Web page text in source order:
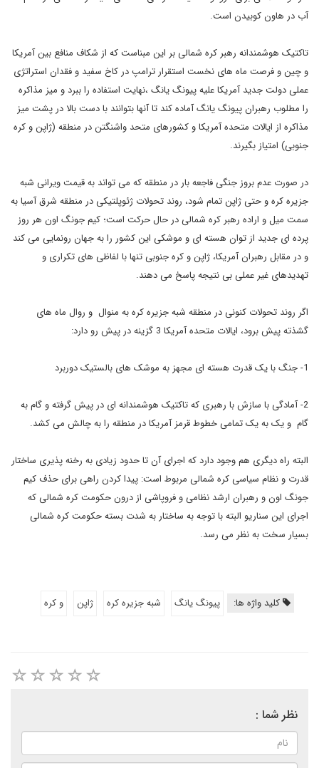
آب در هاون کوبیدن است.
تاکتیک هوشمندانه رهبر کره شمالی بر این مبناست که از شکاف منافع بین آمریکا
و چین و فرصت ماه های نخست استقرار ترامپ در کاخ سفید و فقدان استراتژی
عملی دولت جدید آمریکا علیه پیونگ یانگ ،نهایت استفاده را ببرد و میز مذاکره
را مطلوب رهبران پیونگ یانگ آماده کند تا آنها بتوانند با دست بالا در پشت میز
مذاکره از ایالات متحده آمریکا و کشورهای متحد واشنگتن در منطقه (ژاپن و کره
جنوبی) امتیاز بگیرند.
در صورت عدم بروز جنگی فاجعه بار در منطقه که می تواند به قیمت ویرانی شبه
جزیره کره و حتی ژاپن تمام شود، روند تحولات ژئوپلتیکی در منطقه شرق آسیا به
سمت میل و اراده رهبر کره شمالی در حال حرکت است؛ کیم جونگ اون هر روز
پرده ای جدید از توان هسته ای و موشکی این کشور را به جهان رونمایی می کند
و در مقابل رهبران آمریکا، ژاپن و کره جنوبی تنها با لفاظی های تکراری و
تهدیدهای غیر عملی بی نتیجه پاسخ می دهند.
اگر روند تحولات کنونی در منطقه شبه جزیره کره به منوال و روال ماه های
گشذته پیش برود، ایالات متحده آمریکا 3 گزینه در پیش رو دارد:
1- جنگ با یک قدرت هسته ای مجهز به موشک های بالستیک دوربرد
2- آمادگی با سازش با رهبری که تاکتیک هوشمندانه ای در پیش گرفته و گام به
گام و یک به یک تمامی خطوط قرمز آمریکا در منطقه را به چالش می کشد.
البته راه دیگری هم وجود دارد که اجرای آن تا حدود زیادی به رخنه پذیری ساختار
قدرت و نظام سیاسی کره شمالی مربوط است: پیدا کردن راهی برای حذف کیم
جونگ اون و رهبران ارشد نظامی و فروپاشی از درون حکومت کره شمالی که
اجرای این سناریو البته با توجه به ساختار به شدت بسته حکومت کره شمالی
بسیار سخت به نظر می رسد.
کلید واژه ها: پیونگ یانگ شبه جزیره کره ژاپن و کره
نظر شما :